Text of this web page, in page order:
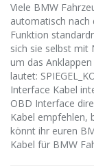
Viele BMW
automatisch nach
Funktion
sich sie selbst mit
um das
lautet:
Interface Kabel
OBD Interface
Kabel empfehlen,
könnt ihr euren
Kabel für BMW